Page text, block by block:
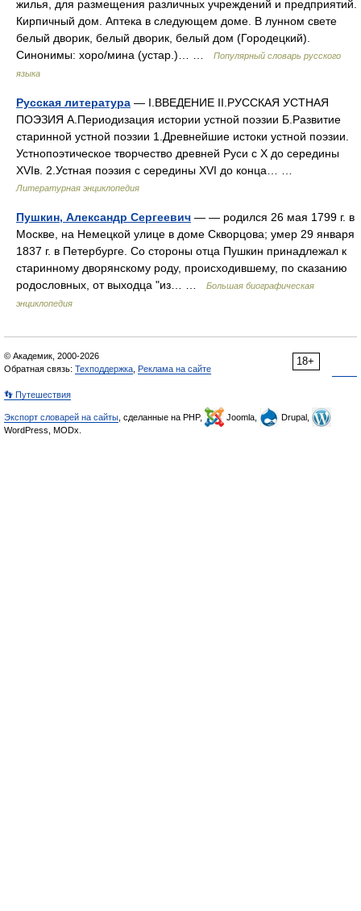
жилья, для размещения различных учреждений и предприятий.
Кирпичный дом. Аптека в следующем доме. В лунном свете
белый дворик, белый дворик, белый дом (Городецкий).
Синонимы: хоро/мина (устар.)… …
Популярный словарь русского
языка
Русская литература — I.ВВЕДЕНИЕ II.РУССКАЯ УСТНАЯ
ПОЭЗИЯ А.Периодизация истории устной поэзии Б.Развитие
старинной устной поэзии 1.Древнейшие истоки устной поэзии.
Устнопоэтическое творчество древней Руси с X до середины
XVIв. 2.Устная поэзия с середины XVI до конца… …
Литературная энциклопедия
Пушкин, Александр Сергеевич — — родился 26 мая 1799 г. в
Москве, на Немецкой улице в доме Скворцова; умер 29 января
1837 г. в Петербурге. Со стороны отца Пушкин принадлежал к
старинному дворянскому роду, происходившему, по сказанию
родословных, от выходца "из… …
Большая биографическая
энциклопедия
18+
© Академик, 2000-2026
Обратная связь: Техподдержка Реклама на сайте
👣 Путешествия
Экспорт словарей на сайты , сделанные на PHP, Joomla,
Drupal,
WordPress, MODx.